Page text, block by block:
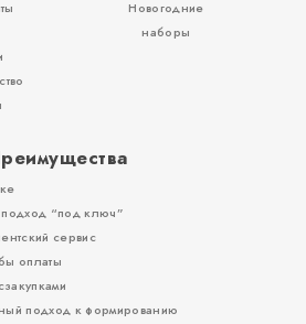
Новогодние
наборы
“под ключ”
сервис
оплаты
подход к формированию